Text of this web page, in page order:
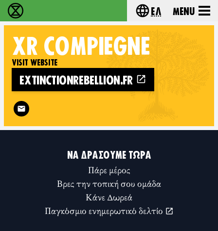
Extinction Rebellion - Home Choose your
Ελ Menu
XR COMPIÈGNE
VISIT WEBSITE
EXTINCTIONREBELLION.FR
Follow XR Compiègne on
ΝΑ ΔΡΆΣΟΥΜΕ ΤΏΡΑ
Πάρε μέρος
Βρες την τοπική σου ομάδα
Κάνε Δωρεά
Παγκόσμιο ενημερωτικό δελτίο